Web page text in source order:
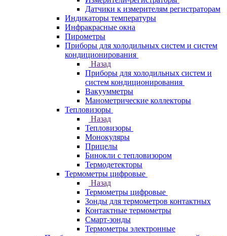
Датчики к измерителям регистраторам
Индикаторы температуры
Инфракрасные окна
Пирометры
Приборы для холодильных систем и систем
кондиционирования
Назад
Приборы для холодильных систем и
систем кондиционирования
Вакуумметры
Манометрические коллекторы
Тепловизоры
Назад
Тепловизоры
Монокуляры
Прицелы
Бинокли с тепловизором
Термодетекторы
Термометры цифровые
Назад
Термометры цифровые
Зонды для термометров контактных
Контактные термометры
Смарт-зонды
Термометры электронные